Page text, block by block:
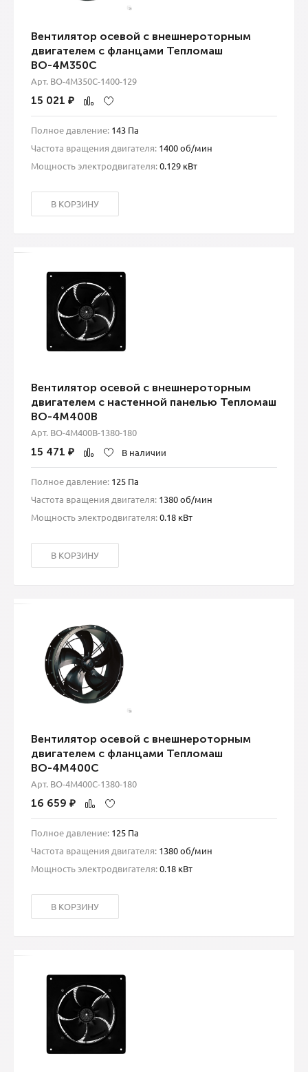
Вентилятор осевой с внешнероторным
двигателем с фланцами Тепломаш
ВО-4М350С
Арт. ВО-4М350С-1400-129
15 021 ₽
Полное давление: 143 Па
Частота вращения двигателя: 1400 об/мин
Мощность электродвигателя:0.129 кВт
В КОРЗИНУ
Вентилятор осевой с внешнероторным
двигателем с настенной панелью Тепломаш
ВО-4М400В
Арт. ВО-4М400B-1380-180
15 471 ₽ В наличии
Полное давление: 125 Па
Частота вращения двигателя: 1380 об/мин
Мощность электродвигателя:0.18 кВт
В КОРЗИНУ
Вентилятор осевой с внешнероторным
двигателем с фланцами Тепломаш
ВО-4М400С
Арт. ВО-4М400С-1380-180
16 659 ₽
Полное давление: 125 Па
Частота вращения двигателя: 1380 об/мин
Мощность электродвигателя:0.18 кВт
В КОРЗИНУ